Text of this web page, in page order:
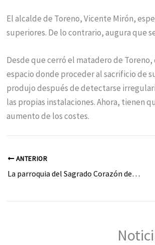
El alcalde de Toreno, Vicente Mirón,
superiores. De lo contrario, augura que
Desde que cerró el matadero de
espacio donde proceder al sacrificio de
produjo después de detectarse
las propias instalaciones. Ahora, tienen
aumento de los costes.
ANTERIOR
La parroquia del Sagrado Corazón de Jesús de Ponferrada cumple medio siglo